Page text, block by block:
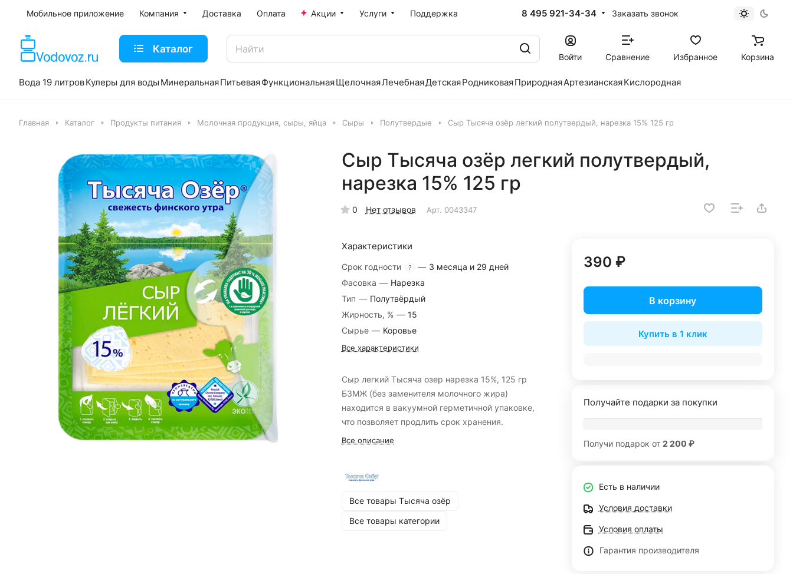
Мобильное приложение Компания Доставка Оплата Акции Услуги Поддержка 8 495 921-34-34 Заказать звонок
Каталог
Войти Сравнение Избранное Корзина
Вода 19 литровКулеры для воды МинеральнаяПитьеваяФункциональнаяЩелочнаяЛечебнаяДетскаяРодниковаяПрироднаяАртезианскаяКислородная
Главная Каталог Продукты питания Молочная продукция, сыры, яйца Сыры Полутвердые Сыр Тысяча озёр легкий полутвердый, нарезка 15% 125 гр
Сыр Тысяча озёр легкий полутвердый,
нарезка 15% 125 гр
0 Нет отзывов Арт. 0043347
Характеристики
Срок годности ? — 3 месяца и 29 дней
Фасовка — Нарезка
Тип — Полутвёрдый
Жирность, % — 15
Сырье — Коровье
Все характеристики
Сыр легкий Тысяча озер нарезка 15%, 125 гр
БЗМЖ (без заменителя молочного жира)
находится в вакуумной герметичной упаковке,
что позволяет продлить срок хранения.
Все описание
Все товары Тысяча озёр
Все товары категории
390 ₽
В корзину
Купить в 1 клик
Получайте подарки за покупки
Получи подарок от 2 200 ₽
Есть в наличии
Условия доставки
Условия оплаты
Гарантия производителя